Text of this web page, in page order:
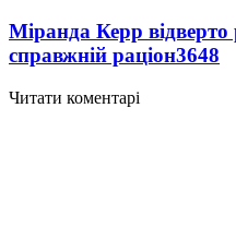
Міранда Керр відверто
справжній раціон3648
Читати коментарі